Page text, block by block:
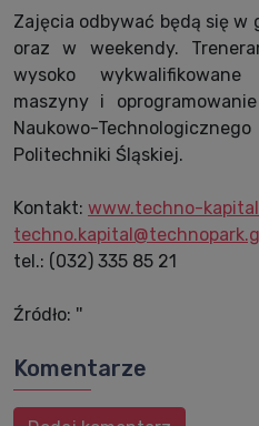
Zajęcia odbywać będą się w
oraz w weekendy.
wysoko
maszyny i
Naukowo-
Politechniki Śląskiej.
Kontakt: www.techno-
tel.: (032) 335 85 21
Źródło: ''
Komentarze